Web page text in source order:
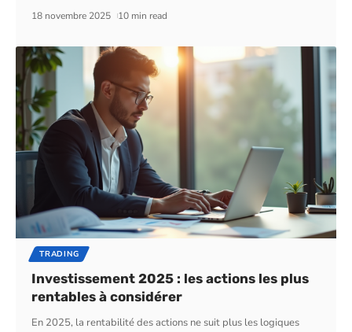
18 novembre 2025 10 min read
TRADING
Investissement 2025 : les actions les plus
rentables à considérer
En 2025, la rentabilité des actions ne suit plus les logiques